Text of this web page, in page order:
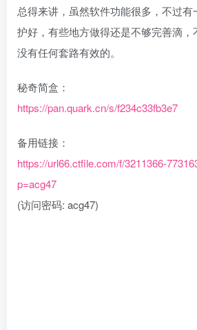
总得来讲，虽然软件功能很多，不过有
护好，有些地方做得还是不够完善滴，
没有任何套路有效的。
秘奇简盒：
https://pan.quark.cn/s/f234c33fb3e7
备用链接：
https://url66.ctfile.com/f/3211366-
p=acg47
(访问密码: acg47)